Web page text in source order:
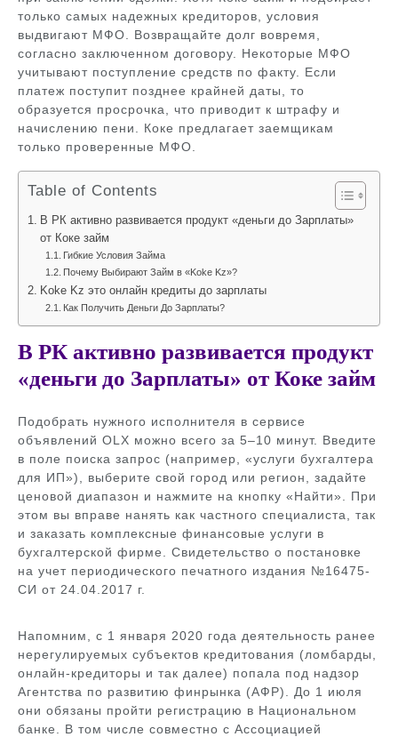
только самых надежных кредиторов, условия
выдвигают МФО. Возвращайте долг вовремя,
согласно заключенном договору. Некоторые МФО
учитывают поступление средств по факту. Если
платеж поступит позднее крайней даты, то
образуется просрочка, что приводит к штрафу и
начислению пени. Коке предлагает заемщикам
только проверенные МФО.
Table of Contents
В РК активно развивается продукт «деньги до Зарплаты»
от Коке займ
Гибкие Условия Займа
Почему Выбирают Займ в «Koke Kz»?
Koke Kz это онлайн кредиты до зарплаты
Как Получить Деньги До Зарплаты?
В РК активно развивается продукт
«деньги до Зарплаты» от Коке займ
Подобрать нужного исполнителя в сервисе
объявлений OLX можно всего за 5–10 минут. Введите
в поле поиска запрос (например, «услуги бухгалтера
для ИП»), выберите свой город или регион, задайте
ценовой диапазон и нажмите на кнопку «Найти». При
этом вы вправе нанять как частного специалиста, так
и заказать комплексные финансовые услуги в
бухгалтерской фирме. Свидетельство о постановке
на учет периодического печатного издания №16475-
СИ от 24.04.2017 г.
Напомним, с 1 января 2020 года деятельность ранее
нерегулируемых субъектов кредитования (ломбарды,
онлайн-кредиторы и так далее) попала под надзор
Агентства по развитию финрынка (АФР). До 1 июля
они обязаны пройти регистрацию в Национальном
банке. В том числе совместно с Ассоциацией